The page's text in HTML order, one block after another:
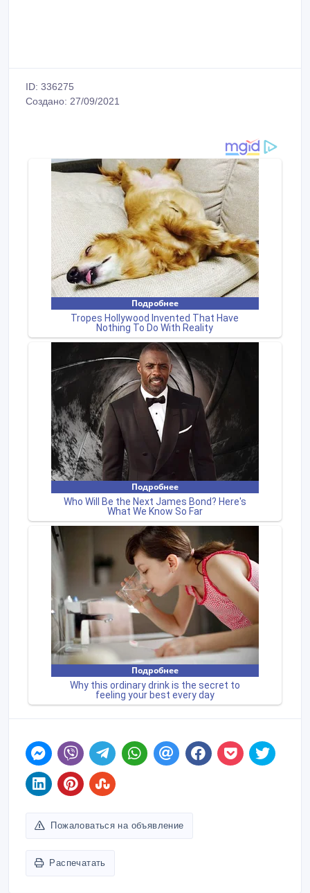
ID: 336275
Создано: 27/09/2021
Пожаловаться на объявление
Распечатать